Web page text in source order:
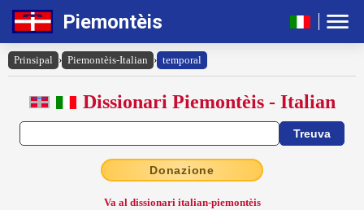
Piemontèis
Prinsipal › Piemontèis-Italian › temporal
Dissionari Piemontèis - Italian
Donazione
Va al dissionari italian-piemontèis